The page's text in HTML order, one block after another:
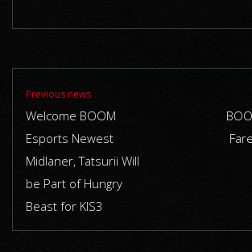
Previous news
Welcome BOOM
Esports Newest
Midlaner, Tatsurii Will
be Part of Hungry
Beast for KIS3